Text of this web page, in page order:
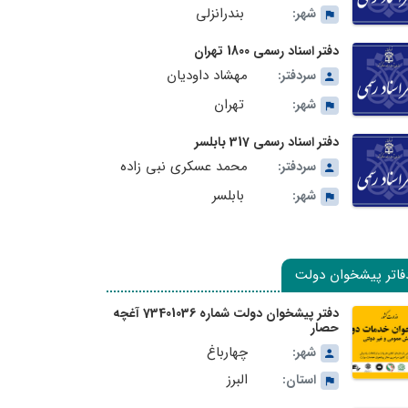
شهر: بندرانزلی
دفتر اسناد رسمی 1800 تهران
سردفتر:
مهشاد داودیان
شهر: تهران
دفتر اسناد رسمی 317 بابلسر
سردفتر:
محمد عسکری نبی زاده
شهر: بابلسر
پیشخوان دولت
دفتر پیشخوان دولت شماره 73401036 آغچه
حصار
شهر:
چهارباغ
استان: البرز